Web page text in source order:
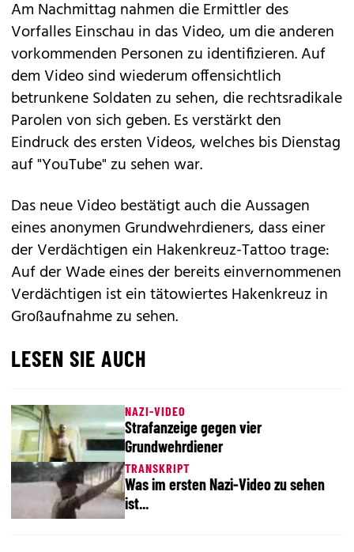
Am Nachmittag nahmen die Ermittler des
Vorfalles Einschau in das Video, um die anderen
vorkommenden Personen zu identifizieren. Auf
dem Video sind wiederum offensichtlich
betrunkene Soldaten zu sehen, die rechtsradikale
Parolen von sich geben. Es verstärkt den
Eindruck des ersten Videos, welches bis Dienstag
auf "YouTube" zu sehen war.
Das neue Video bestätigt auch die Aussagen
eines anonymen Grundwehrdieners, dass einer
der Verdächtigen ein Hakenkreuz-Tattoo trage:
Auf der Wade eines der bereits einvernommenen
Verdächtigen ist ein tätowiertes Hakenkreuz in
Großaufnahme zu sehen.
LESEN SIE AUCH
NAZI-VIDEO
Strafanzeige gegen vier
Grundwehrdiener
TRANSKRIPT
Was im ersten Nazi-Video zu sehen
ist...